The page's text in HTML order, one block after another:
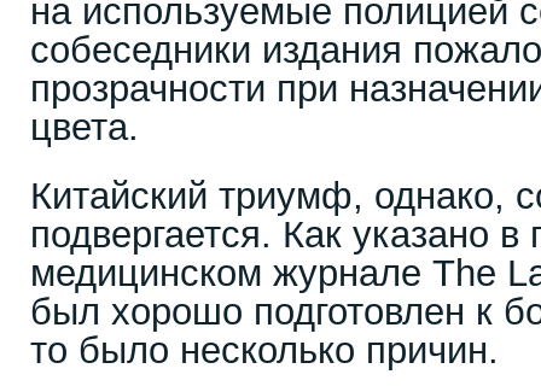
на используемые полицией
собеседники издания
прозрачности при
цвета.
Китайский триумф, однако,
подвергается. Как указано
медицинском журнале The
был хорошо подготовлен к
то было несколько причин.